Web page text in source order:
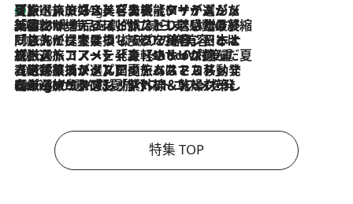
11 Hours Ago
【厳選旅コスメ】「多機能アイテムがメイン！」旅好き美容エディターが選んだ夏旅ベストコスメを発表【Mサイズジップ】
2026.8.6
「荷物が増えるほど旅ストレスは増す」美容ジャーナリストがたどり着いた最終結論。“化粧品を劇的に減らす”感動の凝縮美容とは
2026.8.6
「旅先には金髪ウィッグを持参」日本と同じメイクでは損してる!? 美容ジャーナリストが提案する“掟破りの旅美容”とは
2026.8.6
【厳選旅コスメ】「身軽さ＆UV対策重視！」ヘアアーティストshucoが選んだ夏旅ベストコスメを発表【Mサイズジップ】
2026.8.5
【厳選旅コスメ】国内をあちこち移動する河井菜摘が選んだ夏旅ベストコスメ発表！「リラックスアイテムはマスト」【Mサイズジップ】
2026.8.4
【厳選旅コスメ】「紫外線＆乾燥対策しながらメイク感も！」ヘア＆メイクGeorgeが選んだ夏旅ベストコスメを発表！【Mサイズジップ】
特集 TOP